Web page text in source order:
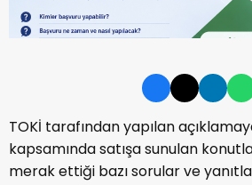
TOKİ tarafından yapılan
kapsamında satışa sunulan
merak ettiği bazı sorular ve